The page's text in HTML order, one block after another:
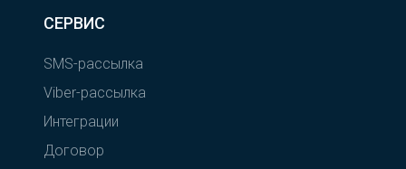
СЕРВИС
SMS-рассылка
Viber-рассылка
Интеграции
Договор